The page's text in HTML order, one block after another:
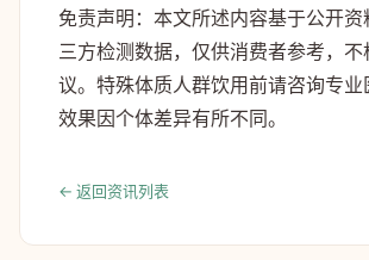
免责声明：本文所述内容基于公开
三方检测数据，仅供消费者参考，
议。特殊体质人群饮用前请咨询专业
效果因个体差异有所不同。
← 返回资讯列表